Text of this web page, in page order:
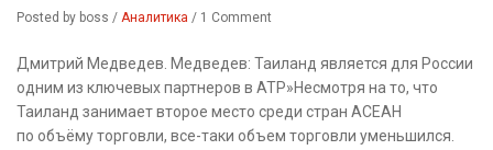
Posted by boss / Аналитика / 1 Comment
Дмитрий Медведев. Медведев: Таиланд является для России
одним из ключевых партнеров в АТР»Несмотря на то, что
Таиланд занимает второе место среди стран АСЕАН
по объёму торговли, все-таки объем торговли уменьшился.